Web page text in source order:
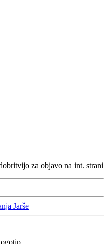
za objavo na int. strani
Jarše